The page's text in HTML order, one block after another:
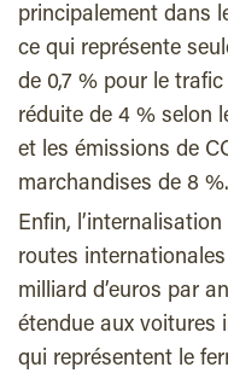
principalement dans
ce qui représente
de 0,7 % pour le
réduite de 4 % selon
et les émissions de
marchandises de 8 %.
Enfin,
routes
milliard d’euros par
étendue aux voitures
qui représentent le